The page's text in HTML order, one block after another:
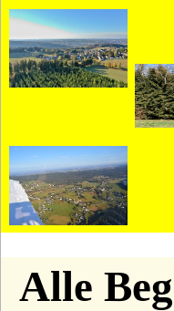
A
Alle